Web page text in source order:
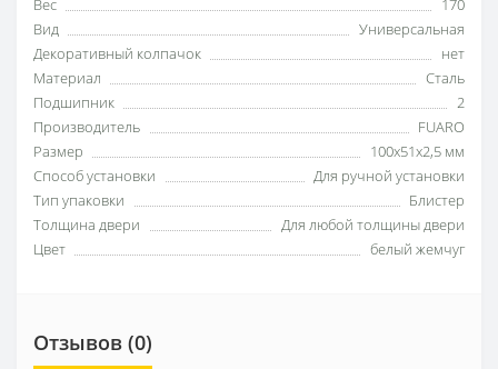
Вид
Универсальная
Декоративный колпачок
нет
Материал
Сталь
Подшипник
2
Производитель
FUARO
Размер
100x51x2,5 мм
Способ установки
Для ручной установки
Тип упаковки
Блистер
Толщина двери
Для любой толщины двери
Цвет
белый жемчуг
Отзывов (0)